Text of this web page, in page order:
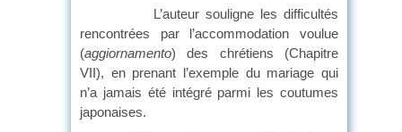
L’auteur souligne les difficultés
rencontrées par l’accommodation voulue
(aggiornamento) des chrétiens (Chapitre
VII), en prenant l’exemple du mariage qui
n’a jamais été intégré parmi les coutumes
japonaises.